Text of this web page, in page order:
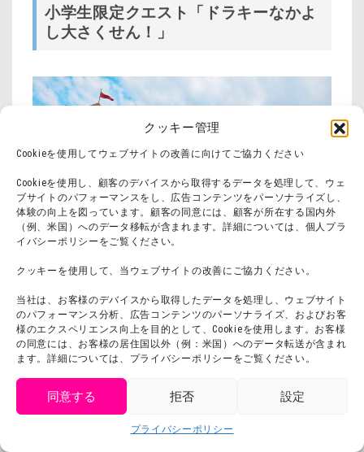
クッキー管理
Cookieを使用してウェブサイトの改善に向けてご協力ください
Cookieを使用し、顧客のデバイスから取得するデータを処理して、ウェ
ブサイトのパフォーマンスをし、広告コンテンツをパーソナライズし、
体験の向上を図っています。顧客の同意には、顧客が所在する国内外
（例、米国）へのデータ移転が含まれます。詳細については、個人プラ
イバシーポリシーをご覧ください。
クッキーを使用して、当ウェブサイトの改善にご協力ください。
当社は、お客様のデバイスから取得したデータを処理し、ウェブサイト
のパフォーマンス分析、広告コンテンツのパーソナライズ、およびお客
様のエクスペリエンス向上を目的として、Cookieを使用します。お客様
の同意には、お客様の居住国以外（例：米国）へのデータ転送が含まれ
ます。詳細については、プライバシーポリシーをご覧ください。
同意する 拒否 設定
プライバシーポリシー
小学生限定クエスト「ドラキーなかよ
し大さくせん！」